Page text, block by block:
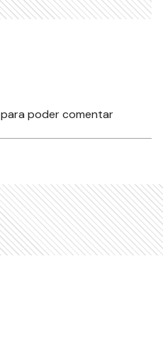
para poder comentar